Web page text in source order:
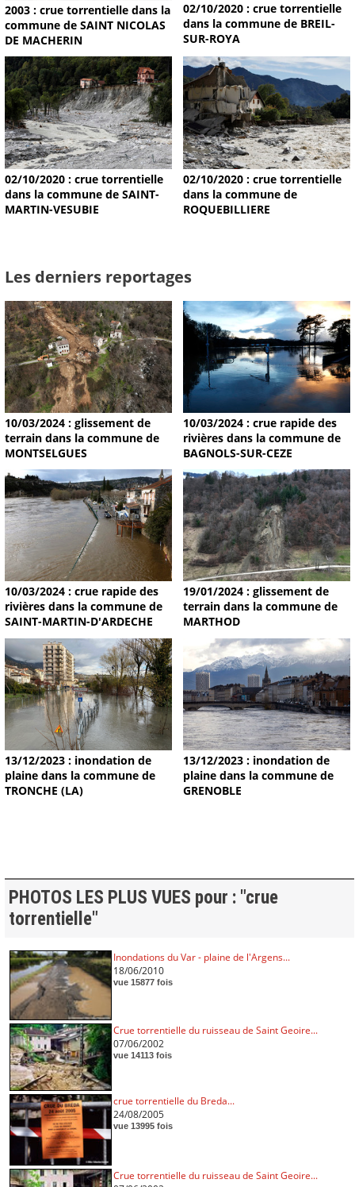
2003 : crue torrentielle dans la
commune de SAINT NICOLAS
DE MACHERIN
02/10/2020 : crue torrentielle
dans la commune de BREIL-
SUR-ROYA
02/10/2020 : crue torrentielle
dans la commune de SAINT-
MARTIN-VESUBIE
02/10/2020 : crue torrentielle
dans la commune de
ROQUEBILLIERE
Les derniers reportages
10/03/2024 : glissement de
terrain dans la commune de
MONTSELGUES
10/03/2024 : crue rapide des
rivières dans la commune de
BAGNOLS-SUR-CEZE
10/03/2024 : crue rapide des
rivières dans la commune de
SAINT-MARTIN-D'ARDECHE
19/01/2024 : glissement de
terrain dans la commune de
MARTHOD
13/12/2023 : inondation de
plaine dans la commune de
TRONCHE (LA)
13/12/2023 : inondation de
plaine dans la commune de
GRENOBLE
PHOTOS LES PLUS VUES pour : "crue
torrentielle"
Inondations du Var - plaine de l'Argens...
18/06/2010
vue 15877 fois
Crue torrentielle du ruisseau de Saint Geoire...
07/06/2002
vue 14113 fois
crue torrentielle du Breda...
24/08/2005
vue 13995 fois
Crue torrentielle du ruisseau de Saint Geoire...